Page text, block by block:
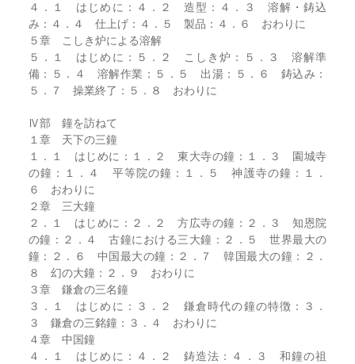
４．１ はじめに：４．２ 造型：４．３ 溶解・鋳込
み：４．４ 仕上げ：４．５ 製品：４．６ おわりに
５章 こしき炉による溶解
５．１ はじめに：５．２ こしき炉：５．３ 溶解準
備：５．４ 溶解作業：５．５ 出湯：５．６ 鋳込み：
５．７ 操業終了：５．８ おわりに
Ⅳ部 鐘を訪ねて
１章 天下の三鐘
１．１ はじめに：１．２ 東大寺の鐘：１．３ 園城寺
の鐘：１．４ 平等院の鐘：１．５ 神護寺の鐘：１．
６ おわりに
２章 三大鐘
２．１ はじめに：２．２ 方広寺の鐘：２．３ 知恩院
の鐘：２．４ 古鐘における三大鐘：２．５ 世界最大の
鐘：２．６ 中国最大の鐘：２．７ 韓国最大の鐘：２．
８ 幻の大鐘：２．９ おわりに
３章 鎌倉の三名鐘
３．１ はじめに：３．２ 鎌倉時代の鐘の特徴：３．
３ 鎌倉の三銘鐘：３．４ おわりに
４章 中国鐘
４．１ はじめに：４．２ 鋳造法：４．３ 和鐘の祖